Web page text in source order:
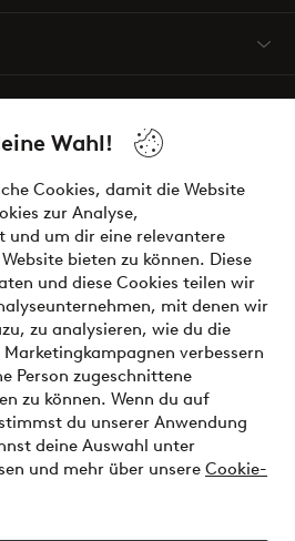
Wahl!
Cookies, damit die Website
zur Analyse,
und um dir eine relevantere
bieten zu können. Diese
und diese Cookies teilen wir
mit denen wir
zu analysieren, wie du die
verbessern
Person zugeschnittene
zu können. Wenn du auf
du unserer Anwendung
deine Auswahl unter
und mehr über unsere Cookie-
Jetzt bezahlen oder aufteilen
du mehr über unsere
erfahren?